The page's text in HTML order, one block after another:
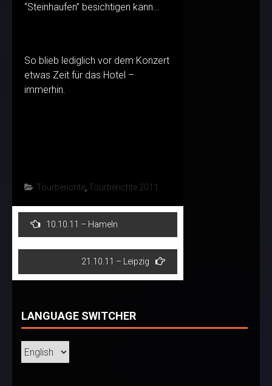
“Steinhaufen” besichtigen kann…
So blieb lediglich vor dem Konzert
etwas Zeit für das Hotel –
immerhin.
Tourberichte, Tourberichte 2011
Post
navigation
10.10.11 – Hameln
21.10.11 – Leipzig
LANGUAGE SWITCHER